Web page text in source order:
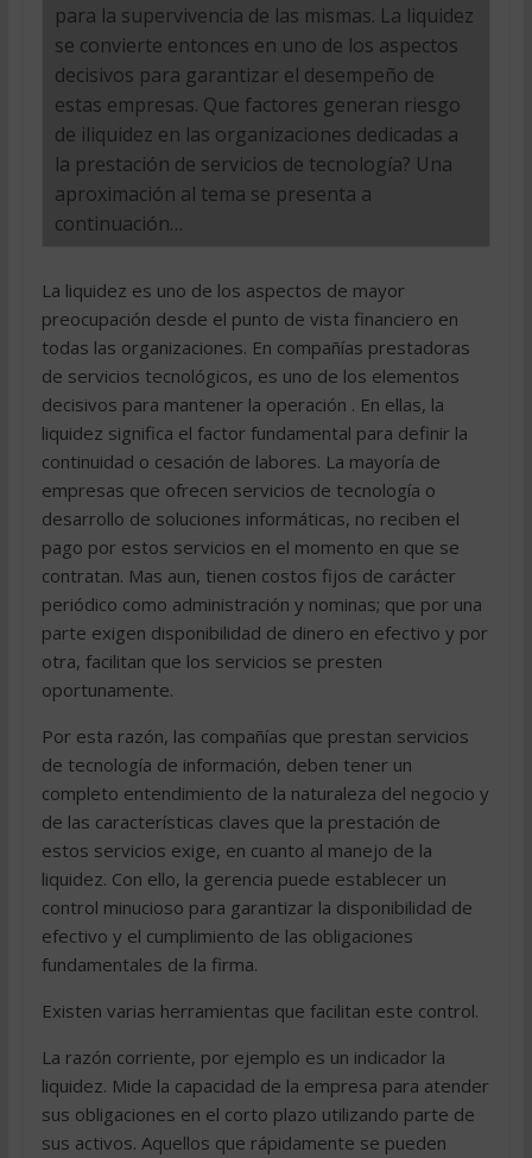
para la supervivencia de las mismas. La liquidez
se convierte entonces en uno de los aspectos
decisivos para garantizar el desempeño de
estas empresas. Que factores generan riesgo
de iliquidez en las organizaciones dedicadas a
la prestación de servicios de tecnología? Una
aproximación al tema se presenta a
continuación…
La liquidez es uno de los aspectos de mayor
preocupación desde el punto de vista financiero en
todas las organizaciones. En compañías prestadoras
de servicios tecnológicos, es uno de los elementos
decisivos para mantener la operación . En ellas, la
liquidez significa el factor fundamental para definir la
continuidad o cesación de labores. La mayoría de
empresas que ofrecen servicios de tecnología o
desarrollo de soluciones informáticas, no reciben el
pago por estos servicios en el momento en que se
contratan. Mas aun, tienen costos fijos de carácter
periódico como administración y nominas; que por una
parte exigen disponibilidad de dinero en efectivo y por
otra, facilitan que los servicios se presten
oportunamente.
Por esta razón, las compañías que prestan servicios
de tecnología de información, deben tener un
completo entendimiento de la naturaleza del negocio y
de las características claves que la prestación de
estos servicios exige, en cuanto al manejo de la
liquidez. Con ello, la gerencia puede establecer un
control minucioso para garantizar la disponibilidad de
efectivo y el cumplimiento de las obligaciones
fundamentales de la firma.
Existen varias herramientas que facilitan este control.
La razón corriente, por ejemplo es un indicador la
liquidez. Mide la capacidad de la empresa para atender
sus obligaciones en el corto plazo utilizando parte de
sus activos. Aquellos que rápidamente se pueden